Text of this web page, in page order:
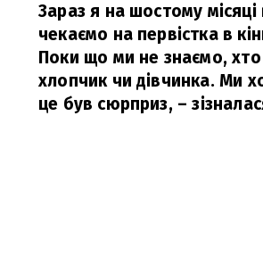
Зараз я на шостому місяці
чекаємо на первістка в
Поки що ми не знаємо,
хлопчик чи дівчинка. Ми
це був сюрприз, –